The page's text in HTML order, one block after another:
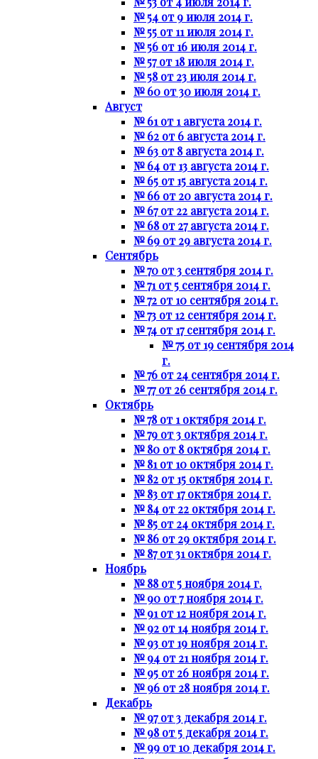
№ 54 от 9 июля 2014 г.
№ 55 от 11 июля 2014 г.
№ 56 от 16 июля 2014 г.
№ 57 от 18 июля 2014 г.
№ 58 от 23 июля 2014 г.
№ 60 от 30 июля 2014 г.
Август
№ 61 от 1 августа 2014 г.
№ 62 от 6 августа 2014 г.
№ 63 от 8 августа 2014 г.
№ 64 от 13 августа 2014 г.
№ 65 от 15 августа 2014 г.
№ 66 от 20 августа 2014 г.
№ 67 от 22 августа 2014 г.
№ 68 от 27 августа 2014 г.
№ 69 от 29 августа 2014 г.
Сентябрь
№ 70 от 3 сентября 2014 г.
№ 71 от 5 сентября 2014 г.
№ 72 от 10 сентября 2014 г.
№ 73 от 12 сентября 2014 г.
№ 74 от 17 сентября 2014 г.
№ 75 от 19 сентября 2014
г.
№ 76 от 24 сентября 2014 г.
№ 77 от 26 сентября 2014 г.
Октябрь
№ 78 от 1 октября 2014 г.
№ 79 от 3 октября 2014 г.
№ 80 от 8 октября 2014 г.
№ 81 от 10 октября 2014 г.
№ 82 от 15 октября 2014 г.
№ 83 от 17 октября 2014 г.
№ 84 от 22 октября 2014 г.
№ 85 от 24 октября 2014 г.
№ 86 от 29 октября 2014 г.
№ 87 от 31 октября 2014 г.
Ноябрь
№ 88 от 5 ноября 2014 г.
№ 90 от 7 ноября 2014 г.
№ 91 от 12 ноября 2014 г.
№ 92 от 14 ноября 2014 г.
№ 93 от 19 ноября 2014 г.
№ 94 от 21 ноября 2014 г.
№ 95 от 26 ноября 2014 г.
№ 96 от 28 ноября 2014 г.
Декабрь
№ 97 от 3 декабря 2014 г.
№ 98 от 5 декабря 2014 г.
№ 99 от 10 декабря 2014 г.